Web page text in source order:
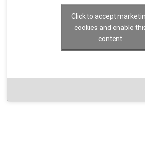
Click to accept
cookies and enable
content